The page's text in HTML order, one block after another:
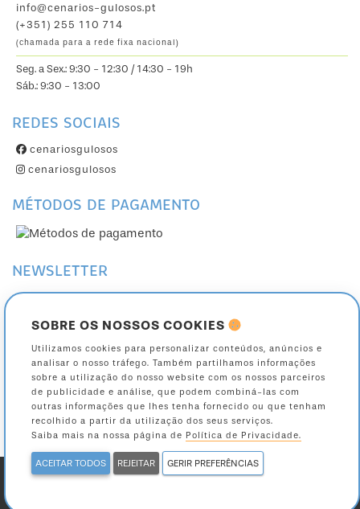
info@cenarios-gulosos.pt
(+351) 255 110 714
(chamada para a rede fixa nacional)
Seg. a Sex.: 9:30 - 12:30 / 14:30 - 19h
Sáb.: 9:30 - 13:00
REDES SOCIAIS
cenariosgulosos
cenariosgulosos
MÉTODOS DE PAGAMENTO
NEWSLETTER
Cancele a sua subscrição
Toda a informação sobre como são tratados os seus dados está na nossa página
política de privacidade.
SOBRE OS NOSSOS COOKIES
Utilizamos cookies para personalizar conteúdos, anúncios e
analisar o nosso tráfego. Também partilhamos informações
sobre a utilização do nosso website com os nossos parceiros
de publicidade e análise, que podem combiná-las com
outras informações que lhes tenha fornecido ou que tenham
recolhido a partir da utilização dos seus serviços.
Saiba mais na nossa página de Política de Privacidade.
ACEITAR TODOS REJEITAR GERIR PREFERÊNCIAS